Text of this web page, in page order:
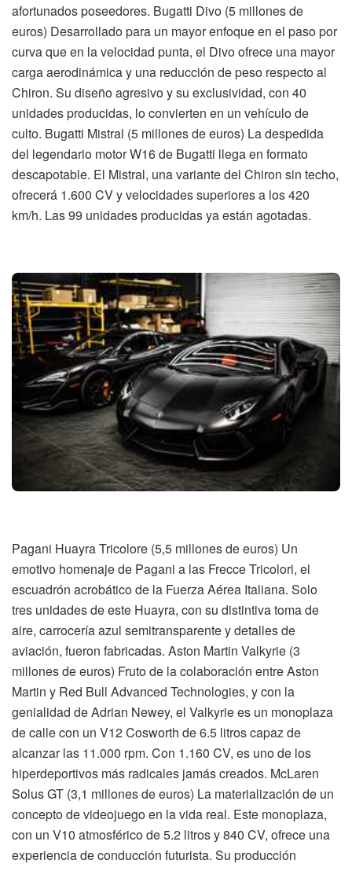
afortunados poseedores. Bugatti Divo (5 millones de
euros) Desarrollado para un mayor enfoque en el paso por
curva que en la velocidad punta, el Divo ofrece una mayor
carga aerodinámica y una reducción de peso respecto al
Chiron. Su diseño agresivo y su exclusividad, con 40
unidades producidas, lo convierten en un vehículo de
culto. Bugatti Mistral (5 millones de euros) La despedida
del legendario motor W16 de Bugatti llega en formato
descapotable. El Mistral, una variante del Chiron sin techo,
ofrecerá 1.600 CV y velocidades superiores a los 420
km/h. Las 99 unidades producidas ya están agotadas.
Pagani Huayra Tricolore (5,5 millones de euros) Un
emotivo homenaje de Pagani a las Frecce Tricolori, el
escuadrón acrobático de la Fuerza Aérea Italiana. Solo
tres unidades de este Huayra, con su distintiva toma de
aire, carrocería azul semitransparente y detalles de
aviación, fueron fabricadas. Aston Martin Valkyrie (3
millones de euros) Fruto de la colaboración entre Aston
Martin y Red Bull Advanced Technologies, y con la
genialidad de Adrian Newey, el Valkyrie es un monoplaza
de calle con un V12 Cosworth de 6.5 litros capaz de
alcanzar las 11.000 rpm. Con 1.160 CV, es uno de los
hiperdeportivos más radicales jamás creados. McLaren
Solus GT (3,1 millones de euros) La materialización de un
concepto de videojuego en la vida real. Este monoplaza,
con un V10 atmosférico de 5.2 litros y 840 CV, ofrece una
experiencia de conducción futurista. Su producción